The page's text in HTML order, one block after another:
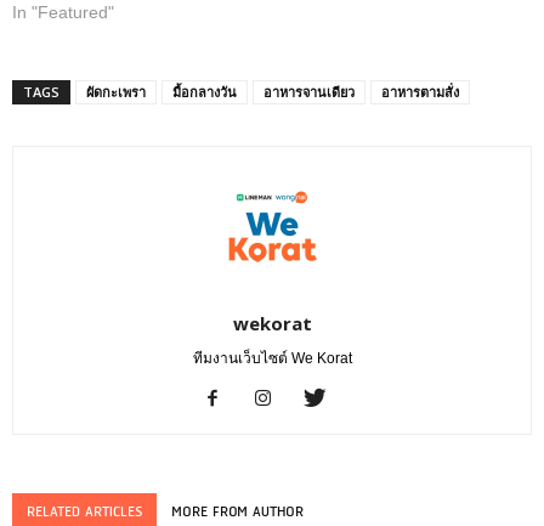
In "Featured"
TAGS ผัดกะเพรา มื้อกลางวัน อาหารจานเดียว อาหารตามสั่ง
wekorat
ทีมงานเว็บไซต์ We Korat
RELATED ARTICLES MORE FROM AUTHOR